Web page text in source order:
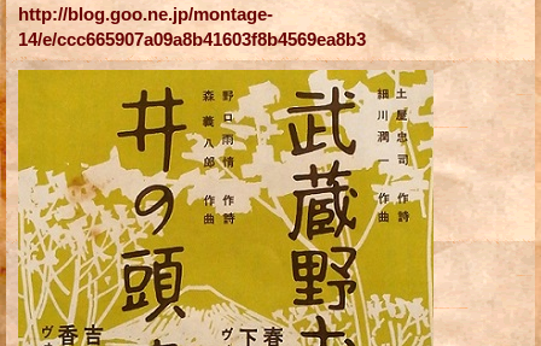
http://blog.goo.ne.jp/montage-
14/e/ccc665907a09a8b41603f8b4569ea8b3